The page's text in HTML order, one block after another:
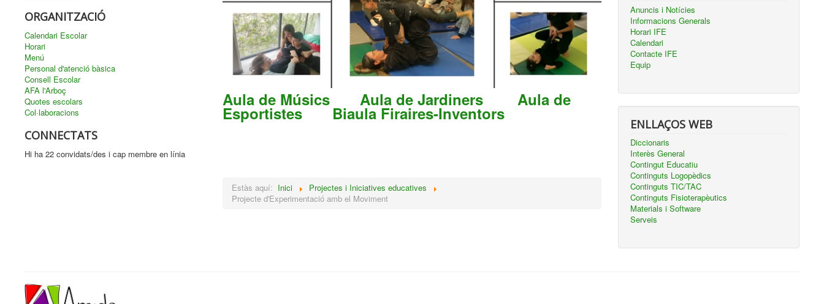
ORGANITZACIÓ
Calendari Escolar
Horari
Menú
Personal d'atenció bàsica
Consell Escolar
AFA l'Arboç
Quotes escolars
Col·laboracions
CONNECTATS
Hi ha 22 convidats/des i cap membre en línia
Aula de Músics Aula de Jardiners Aula de
Esportistes Biaula Firaires-Inventors
Estàs aquí: Inici
Projectes i Iniciatives educatives
Projecte d'Experimentació amb el Moviment
Anuncis i Notícies
Informacions Generals
Horari IFE
Calendari
Contacte IFE
Equip
ENLLAÇOS WEB
Diccionaris
Interès General
Contingut Educatiu
Continguts Logopèdics
Continguts TIC/TAC
Continguts Fisioterapèutics
Materials i Software
Serveis